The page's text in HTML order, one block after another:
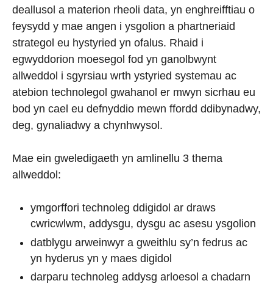
deallusol a materion rheoli data, yn enghreifftiau o
feysydd y mae angen i ysgolion a phartneriaid
strategol eu hystyried yn ofalus. Rhaid i
egwyddorion moesegol fod yn ganolbwynt
allweddol i sgyrsiau wrth ystyried systemau ac
atebion technolegol gwahanol er mwyn sicrhau eu
bod yn cael eu defnyddio mewn ffordd ddibynadwy,
deg, gynaliadwy a chynhwysol.
Mae ein gweledigaeth yn amlinellu 3 thema
allweddol:
ymgorffori technoleg ddigidol ar draws
cwricwlwm, addysgu, dysgu ac asesu ysgolion
datblygu arweinwyr a gweithlu sy’n fedrus ac
yn hyderus yn y maes digidol
darparu technoleg addysg arloesol a chadarn